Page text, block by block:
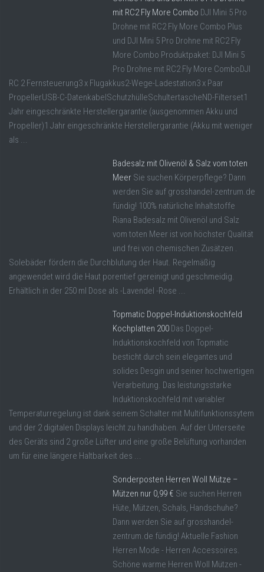
mit RC2 Fly More Combo DJI Mini 5 Pro
Drohne mit RC2 Fly More Combo Plus
und DJI Mini 5 Pro Drohne mit RC2 Fly
More Combo Produktpaket: DJI Mini 5
Pro Drohne mit RC2 Fly More ComboDJI
RC 2 Fernsteuerung3 x Flugakkus2-Wege-Ladestation3 x Paar
PropellerUSB-C-DatenkabelSchutzhülleSchultertascheND-Filterset1
Jahr eingeschränkte Herstellergarantie (ausgenommen Akku und
Propeller)1 Jahr eingeschränkte Herstellergarantie (Akku mit weniger
als ...
Badesalz mit Olivenöl & Salz vom toten
Meer Sie suchen Körperpflege? Dann
werden Sie auf grosshandel-zentrum.de
fündig! 100% natürliche Inhaltstoffe
Riana Badesalz mit Olivenöl und Salz
vom toten Meer ist von höchster Qualität
und frei von chemischen Zusätzen .
Solebäder fördern die Durchblutung der Haut. Regelmäßig
angewendet wird die Haut porentief gereinigt und geschmeidig.
Erhältlich in der 250 ml Dose als -Lavendel -Rose ...
Topmatic Doppel-Induktionskochfeld
Kochplatten 200 Das Doppel-
Induktionskochfeld von Topmatic
besticht durch sein elegantes und
solides Desgin und seiner hochwertigen
Verarbeitung. Das leistungsstarke
Induktionskochfeld mit variabler
Temperaturregelung ist dank seinem Schalter mit Multifunktionssytem
und der 2 digitalen Displays leicht zu handhaben. Auf der Unterseite
des Geräts sind 2 große Lüfter und eine große Belüftung vorhanden
um für eine längere Haltbarkeit des ...
Sonderposten Herren Woll Mütze –
Mützen nur 0,99 € Sie suchen Herren
Hüte, Mützen, Schals, Handschuhe?
Dann werden Sie auf grosshandel-
zentrum.de fündig! Aktuelle Fashion
Herren Mode - Herren Accessoires.
Schöne warme Herren Woll Mützen -